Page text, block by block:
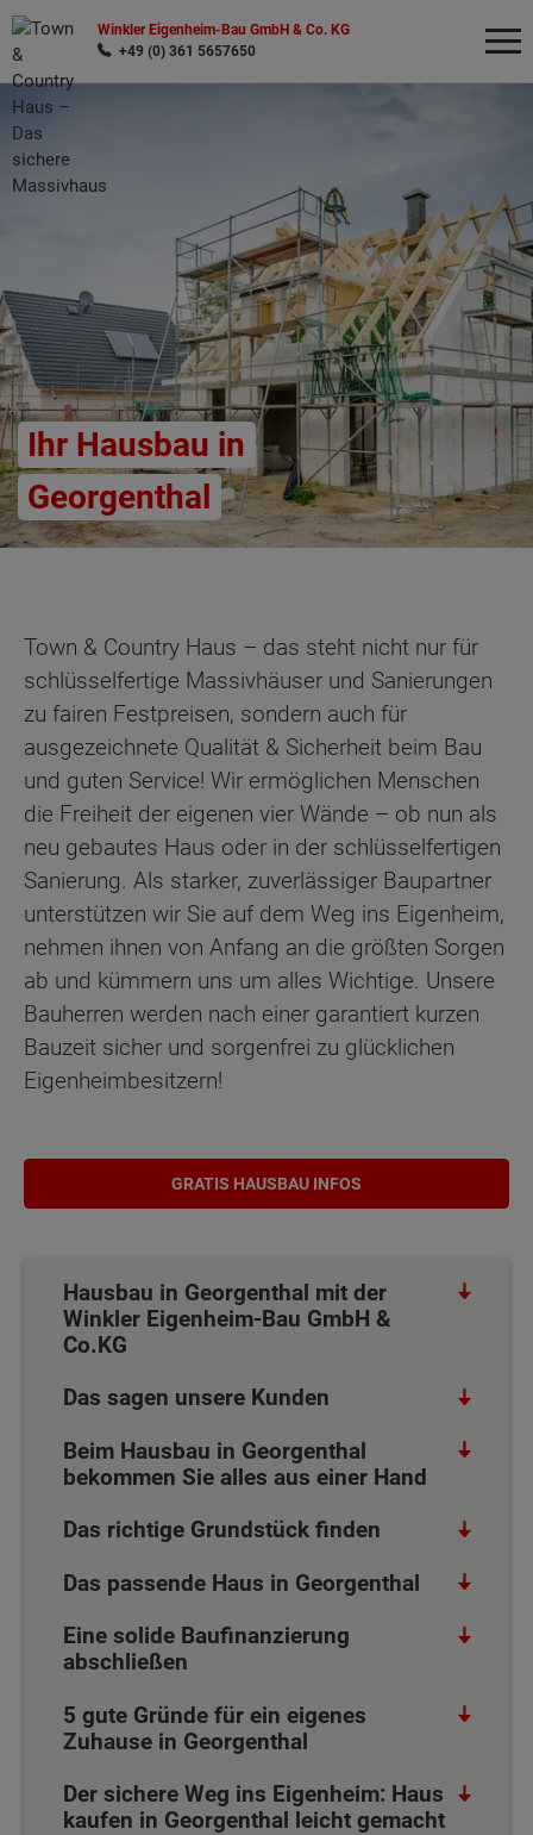
Winkler Eigenheim-Bau GmbH & Co. KG
+49 (0) 361 5657650
Ihr Hausbau in
Georgenthal
Town & Country Haus – das steht nicht nur für
schlüsselfertige Massivhäuser und Sanierungen
zu fairen Festpreisen, sondern auch für
ausgezeichnete Qualität & Sicherheit beim Bau
und guten Service! Wir ermöglichen Menschen
die Freiheit der eigenen vier Wände – ob nun als
neu gebautes Haus oder in der schlüsselfertigen
Sanierung. Als starker, zuverlässiger Baupartner
unterstützen wir Sie auf dem Weg ins Eigenheim,
nehmen ihnen von Anfang an die größten Sorgen
ab und kümmern uns um alles Wichtige. Unsere
Bauherren werden nach einer garantiert kurzen
Bauzeit sicher und sorgenfrei zu glücklichen
Eigenheimbesitzern!
GRATIS HAUSBAU INFOS
Hausbau in Georgenthal mit der
Winkler Eigenheim-Bau GmbH &
Co.KG
Das sagen unsere Kunden
Beim Hausbau in Georgenthal
bekommen Sie alles aus einer Hand
Das richtige Grundstück finden
Das passende Haus in Georgenthal
Eine solide Baufinanzierung
abschließen
5 gute Gründe für ein eigenes
Zuhause in Georgenthal
Der sichere Weg ins Eigenheim: Haus
kaufen in Georgenthal leicht gemacht
Wonach möchten Sie suchen?